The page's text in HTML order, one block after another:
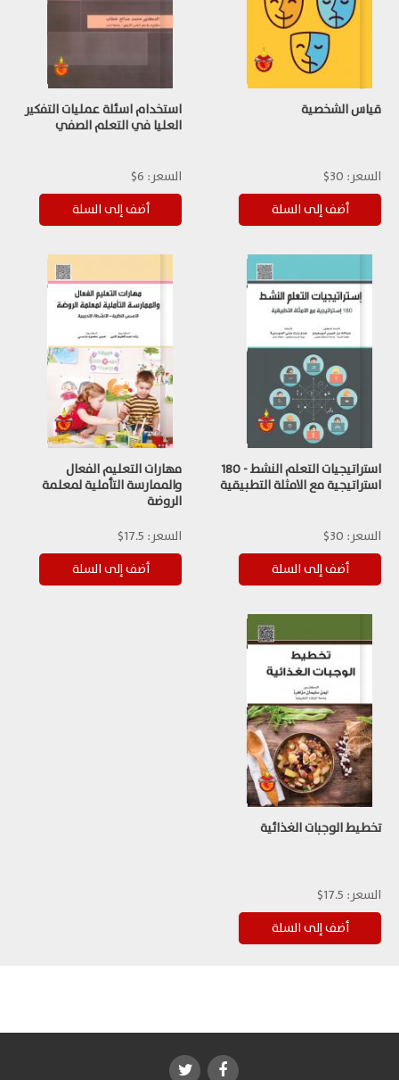
قياس الشخصية
السعر: 30$
استخدام اسئلة عمليات التفكير
العليا في التعلم الصفي
السعر: 6$
استراتيجيات التعلم النشط - 180
استراتيجية مع الامثلة التطبيقية
السعر: 30$
مهارات التعليم الفعال
والممارسة التأملية لمعلمة
الروضة
السعر: 17.5$
تخطيط الوجبات الغذائية
السعر: 17.5$